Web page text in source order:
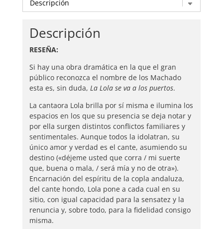
MACHADO.
guía
didáctica
de
José
Luis
López
cantidad
Descripción
RESEÑA:
Si hay una obra dramática en la que el gran
público reconozca el nombre de los Machado
esta es, sin duda, La Lola se va a los puertos.
La cantaora Lola brilla por sí misma e ilumina los
espacios en los que su presencia se deja notar y
por ella surgen distintos conflictos familiares y
sentimentales. Aunque todos la idolatran, su
único amor y verdad es el cante, asumiendo su
destino («déjeme usted que corra / mi suerte
que, buena o mala, / será mía y no de otra»).
Encarnación del espíritu de la copla andaluza,
del cante hondo, Lola pone a cada cual en su
sitio, con igual capacidad para la sensatez y la
renuncia y, sobre todo, para la fidelidad consigo
misma.